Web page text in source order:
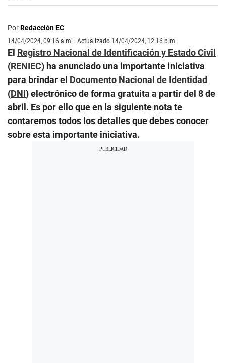
PorRedacción EC
14/04/2024, 09:16 a.m. | Actualizado 14/04/2024, 12:16 p.m.
El Registro Nacional de Identificación y Estado Civil
(RENIEC) ha anunciado una importante iniciativa
para brindar el Documento Nacional de Identidad
(DNI) electrónico de forma gratuita a partir del 8 de
abril. Es por ello que en la siguiente nota te
contaremos todos los detalles que debes conocer
sobre esta importante iniciativa.